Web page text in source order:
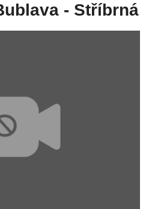
- Stříbrná